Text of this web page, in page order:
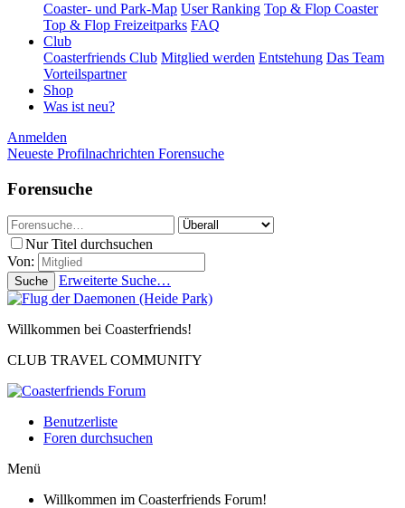
Coaster- und Park-Map User Ranking Top & Flop Coaster
Top & Flop Freizeitparks FAQ
Club
Coasterfriends Club Mitglied werden Entstehung Das Team
Vorteilspartner
Shop
Was ist neu?
Anmelden
Neueste Profilnachrichten Forensuche
Forensuche
Nur Titel durchsuchen
Von:
Suche Erweiterte Suche…
Willkommen bei Coasterfriends!
CLUB TRAVEL COMMUNITY
Benutzerliste
Foren durchsuchen
Menü
Willkommen im Coasterfriends Forum!